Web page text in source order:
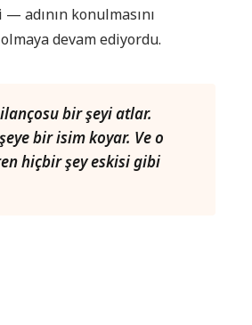
adının konulmasını
devam ediyordu.
bir şeyi atlar.
bir isim koyar. Ve o
hiçbir şey eskisi gibi